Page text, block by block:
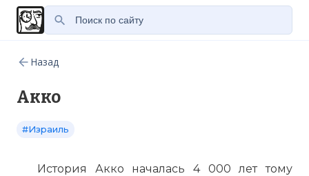
Назад
Акко
#Израиль
История Акко началась 4 000 лет тому